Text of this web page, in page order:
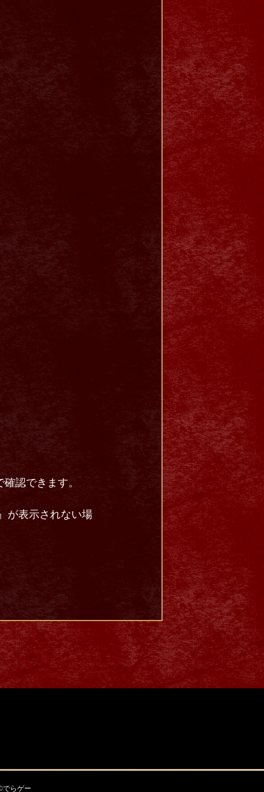
認できます。
が表示されない場
らゲー